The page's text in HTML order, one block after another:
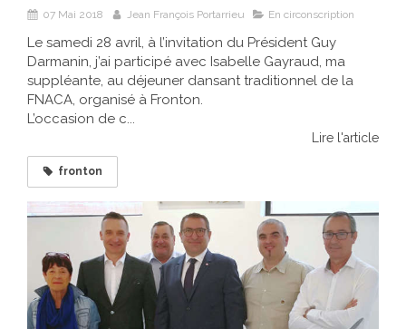
07 Mai 2018 Jean François Portarrieu En circonscription
Le samedi 28 avril, à l’invitation du Président Guy
Darmanin, j’ai participé avec Isabelle Gayraud, ma
suppléante, au déjeuner dansant traditionnel de la
FNACA, organisé à Fronton.
L’occasion de c...
Lire l'article
fronton